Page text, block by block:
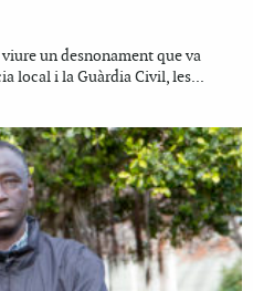
un desnonament que va
local i la Guàrdia Civil, les...